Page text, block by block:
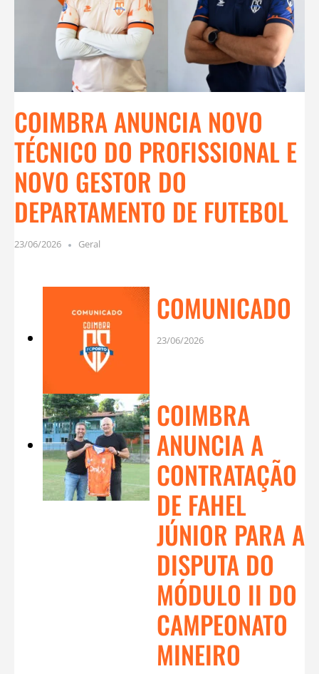
COIMBRA ANUNCIA NOVO
TÉCNICO DO PROFISSIONAL E
NOVO GESTOR DO
DEPARTAMENTO DE FUTEBOL
23/06/2026 Geral
COMUNICADO
23/06/2026
COIMBRA
ANUNCIA A
CONTRATAÇÃO
DE FAHEL
JÚNIOR PARA A
DISPUTA DO
MÓDULO II DO
CAMPEONATO
MINEIRO